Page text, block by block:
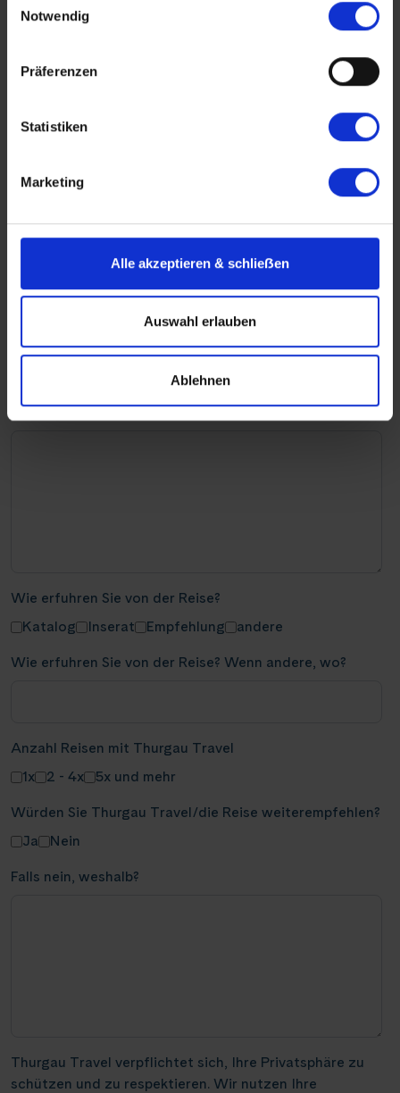
Notwendig
Präferenzen
Statistiken
Marketing
Alle akzeptieren & schlieẞen
Auswahl erlauben
Ablehnen
Direkt Internet
Reiseleitung / Betreuung an Bord
lokale Fremdenführer
Reiseunterlagen
Bemerkungen / Anregungen zu Informationen &
Beratung
Wie erfuhren Sie von der Reise?
Katalog
Inserat Empfehlung andere
Wie erfuhren Sie von der Reise? Wenn andere, wo?
Anzahl Reisen mit Thurgau Travel
1x
2 - 4x 5x und mehr
Würden Sie Thurgau Travel/die Reise weiterempfehlen?
Ja
Nein
Falls nein, weshalb?
Thurgau Travel verpflichtet sich, Ihre Privatsphäre zu
schützen und zu respektieren. Wir nutzen Ihre